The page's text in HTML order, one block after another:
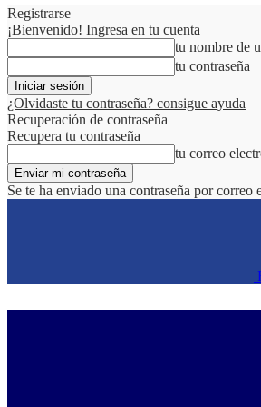
Registrarse
¡Bienvenido! Ingresa en tu cuenta
tu nombre de
tu contraseña
¿Olvidaste tu contraseña? consigue ayuda
Recuperación de contraseña
Recupera tu contraseña
tu correo
Se te ha enviado una contraseña por correo